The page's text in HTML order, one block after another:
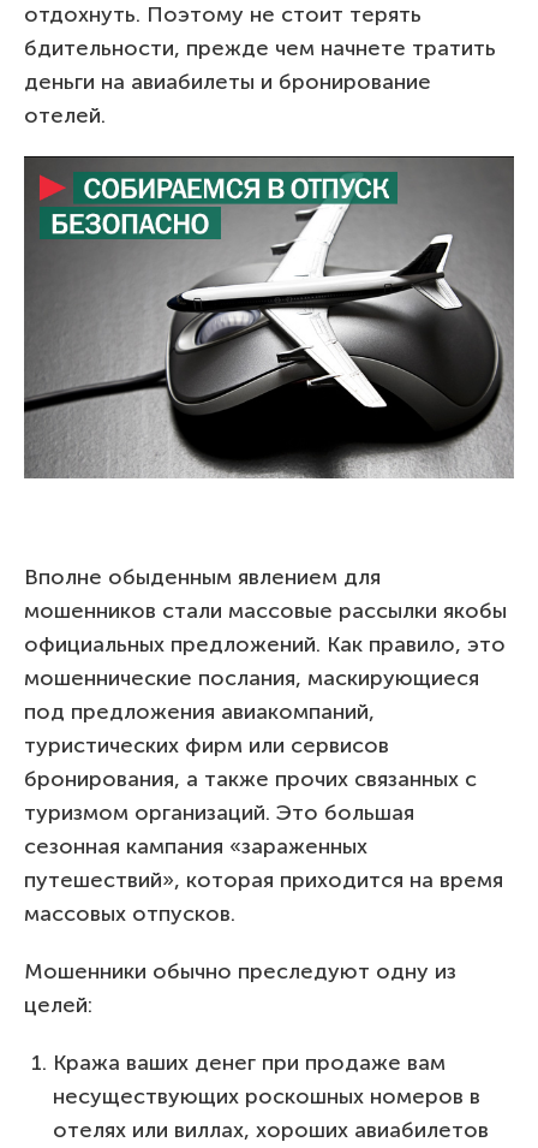
отдохнуть. Поэтому не стоит терять
бдительности, прежде чем начнете тратить
деньги на авиабилеты и бронирование
отелей.
Вполне обыденным явлением для
мошенников стали массовые рассылки якобы
официальных предложений. Как правило, это
мошеннические послания, маскирующиеся
под предложения авиакомпаний,
туристических фирм или сервисов
бронирования, а также прочих связанных с
туризмом организаций. Это большая
сезонная кампания «зараженных
путешествий», которая приходится на время
массовых отпусков.
Мошенники обычно преследуют одну из
целей:
Кража ваших денег при продаже вам
несуществующих роскошных номеров в
отелях или виллах, хороших авиабилетов